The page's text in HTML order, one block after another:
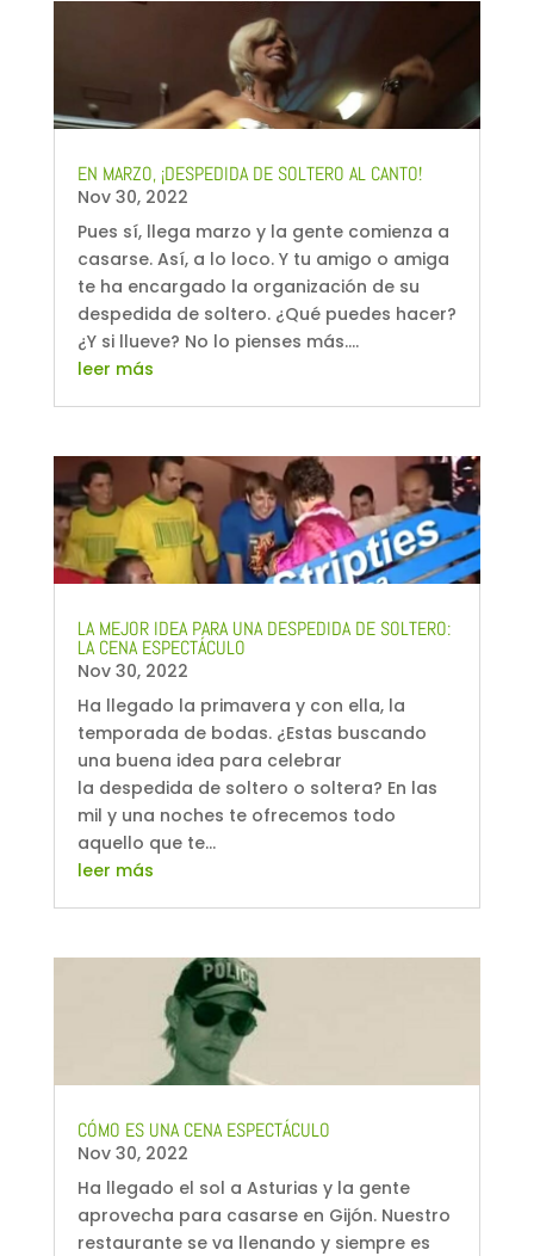
EN MARZO, ¡DESPEDIDA DE SOLTERO AL CANTO!
Nov 30, 2022
Pues sí, llega marzo y la gente comienza a
casarse. Así, a lo loco. Y tu amigo o amiga
te ha encargado la organización de su
despedida de soltero. ¿Qué puedes hacer?
¿Y si llueve? No lo pienses más....
leer más
LA MEJOR IDEA PARA UNA DESPEDIDA DE SOLTERO:
LA CENA ESPECTÁCULO
Nov 30, 2022
Ha llegado la primavera y con ella, la
temporada de bodas. ¿Estas buscando
una buena idea para celebrar
la despedida de soltero o soltera? En las
mil y una noches te ofrecemos todo
aquello que te...
leer más
CÓMO ES UNA CENA ESPECTÁCULO
Nov 30, 2022
Ha llegado el sol a Asturias y la gente
aprovecha para casarse en Gijón. Nuestro
restaurante se va llenando y siempre es